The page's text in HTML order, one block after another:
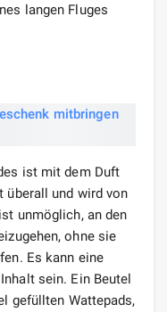
langen Fluges
ist mit dem Duft
überall und wird von
unmöglich, an den
ohne sie
Es kann eine
sein. Ein Beutel
gefüllten Wattepads,